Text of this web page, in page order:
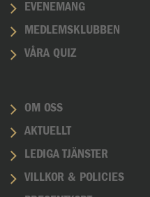
EVENEMANG
MEDLEMSKLUBBEN
VÅRA QUIZ
OM OSS
AKTUELLT
LEDIGA TJÄNSTER
VILLKOR & POLICIES